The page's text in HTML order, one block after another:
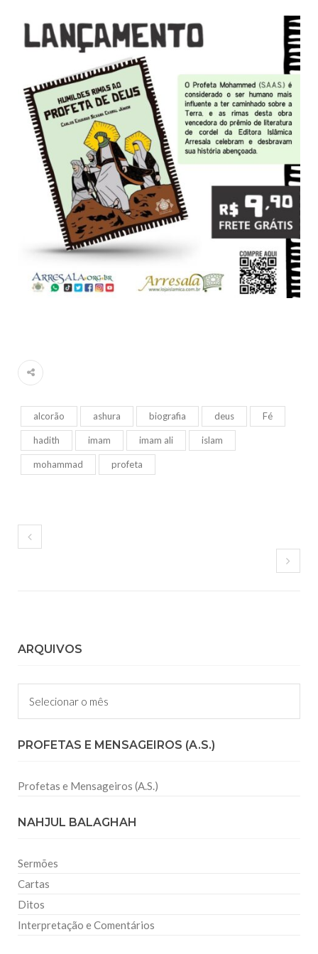
alcorão ashura biografia deus Fé
hadith imam imam ali islam
mohammad profeta
ARQUIVOS
Arquivos
PROFETAS E MENSAGEIROS (A.S.)
Profetas e Mensageiros (A.S.)
NAHJUL BALAGHAH
Sermões
Cartas
Ditos
Interpretação e Comentários